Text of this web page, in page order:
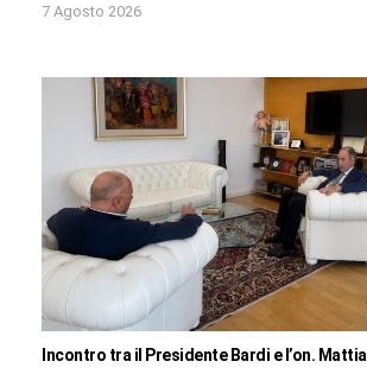
7 Agosto 2026
Incontro tra il Presidente Bardi e l’on. Mattia